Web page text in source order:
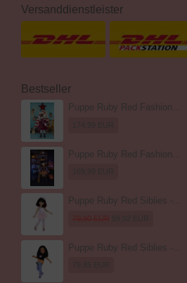
Versanddienstleister
Bestseller
Puppe Ruby Red Fashion...
Puppe Ruby Red Fashion...
Puppe Ruby Red Siblies -...
Puppe Ruby Red Siblies -...